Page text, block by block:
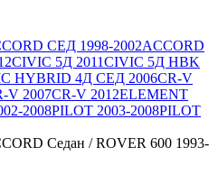
СЕД 1998-2002ACCORD
CIVIC 5Д 2011CIVIC 5Д HBK
HYBRID 4Д СЕД 2006CR-V
V 2007CR-V 2012ELEMENT
2008PILOT 2003-2008PILOT
Седан / ROVER 600 1993-